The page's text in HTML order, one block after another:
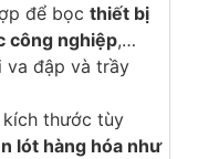
để bọc thiết bị
công nghiệp,…
va đập và trầy
kích thước tùy
lót hàng hóa như